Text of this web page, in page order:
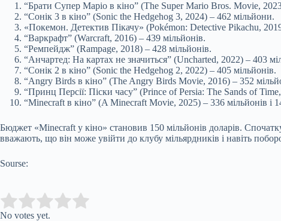
“Брати Супер Маріо в кіно” (The Super Mario Bros. Movie,
“Сонік 3 в кіно” (Sonic the Hedgehog 3, 2024) – 462 мільйони.
«Покемон. Детектив Пікачу» (Pokémon: Detective Pikachu,
“Варкрафт” (Warcraft, 2016) – 439 мільйонів.
“Ремпейдж” (Rampage, 2018) – 428 мільйонів.
“Анчартед: На картах не значиться” (Uncharted, 2022) – 403
“Сонік 2 в кіно” (Sonic the Hedgehog 2, 2022) – 405 мільйонів.
“Angry Birds в кіно” (The Angry Birds Movie, 2016) – 352
“Принц Персії: Піски часу” (Prince of Persia: The Sands of
“Minecraft в кіно” (A Minecraft Movie, 2025) – 336 мільйонів і
Бюджет «Minecraft у кіно» становив 150 мільйонів доларів.
вважають, що він може увійти до клубу мільярдників і навіть
Sourse:
Rate this item:
No votes yet.